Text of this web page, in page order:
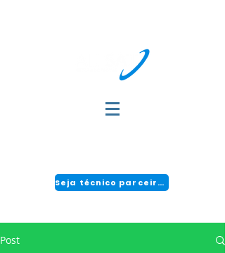
Seja técnico parceiro!
Post